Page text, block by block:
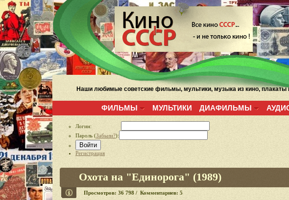
Наши любимые советские фильмы, мультики, музыка из кино, плакаты
ФИЛЬМЫ МУЛЬТИКИ ДИАФИЛЬМЫ
Логин:
Пароль (Забыли?):
Войти
Регистрация
Охота на "Единорога" (1989)
Просмотров: 36 798 / Комментариев: 5